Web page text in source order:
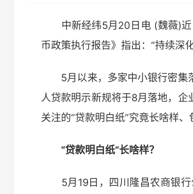
中新经纬5月20日电 (魏薇)近
币政策执行报告》指出：“持续深
5月以来，多家中小银行密集
人贷款明示新规将于8月落地，
关注的“贷款明白纸”究竟长啥样、
“贷款明白纸”长啥样？
5月19日，四川隆昌农商银行